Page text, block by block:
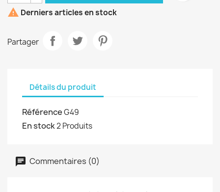
 Derniers articles en stock
Partager
Détails du produit
RéférenceG49
En stock2 Produits
Commentaires (0)